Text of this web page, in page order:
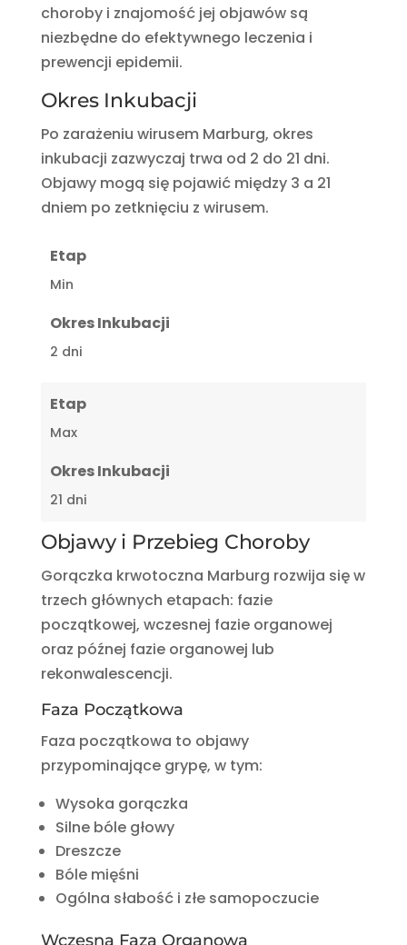
choroby i znajomość jej objawów są
niezbędne do efektywnego leczenia i
prewencji epidemii.
Okres Inkubacji
Po zarażeniu wirusem Marburg, okres
inkubacji zazwyczaj trwa od 2 do 21 dni.
Objawy mogą się pojawić między 3 a 21
dniem po zetknięciu z wirusem.
Etap
Min
Okres Inkubacji
2 dni
Etap
Max
Okres Inkubacji
21 dni
Objawy i Przebieg Choroby
Gorączka krwotoczna Marburg rozwija się w
trzech głównych etapach: fazie
początkowej, wczesnej fazie organowej
oraz późnej fazie organowej lub
rekonwalescencji.
Faza Początkowa
Faza początkowa to objawy
przypominające grypę, w tym:
Wysoka gorączka
Silne bóle głowy
Dreszcze
Bóle mięśni
Ogólna słabość i złe samopoczucie
Wczesna Faza Organowa